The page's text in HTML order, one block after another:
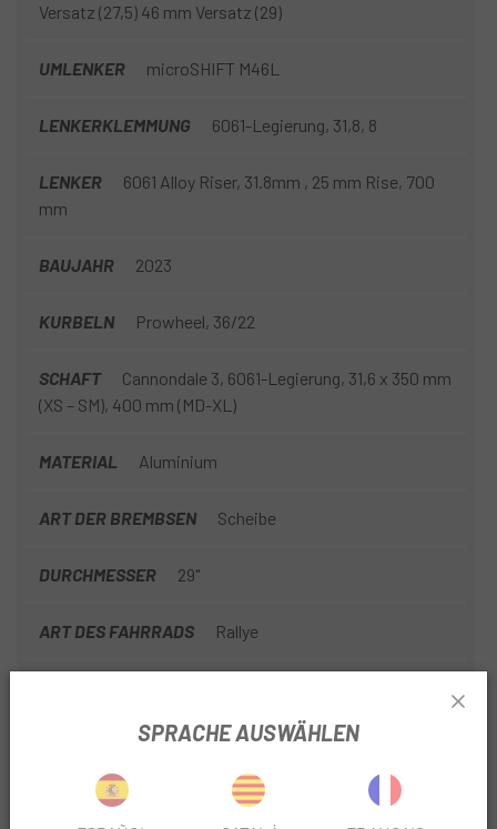
Versatz (27,5) 46 mm Versatz (29)
UMLENKER microSHIFT M46L
LENKERKLEMMUNG 6061-Legierung, 31,8, 8
LENKER
6061 Alloy Riser, 31.8mm , 25 mm Rise, 700
mm
BAUJAHR 2023
KURBELN Prowheel, 36/22
SCHAFT
Cannondale 3, 6061-Legierung, 31,6 x 350 mm
(XS – SM), 400 mm (MD-XL)
MATERIAL Aluminium
ART DER BREMBSEN Scheibe
DURCHMESSER 29"
ART DES FAHRRADS Rallye
AUSLASSFILTER Ja
GETRIEBE TYP Mechanik
SPRACHE AUSWÄHLEN